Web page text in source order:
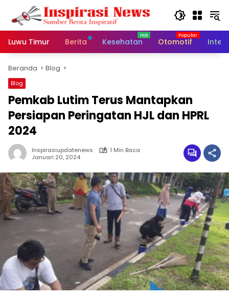
Langsung
konten
Luwu Timur
Berita Kesehatan Otomotif
Beranda Blog
Blog
Pemkab Lutim Terus Mantapkan
Persiapan Peringatan HJL dan HPRL
2024
Inspirasiupdatenews
1 Min Baca
Januari 20, 2024